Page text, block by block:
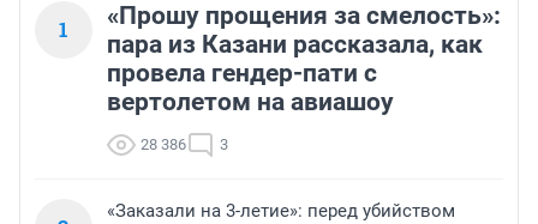
1
«Прошу прощения за смелость»:
пара из Казани рассказала, как
провела гендер-пати с
вертолетом на авиашоу
28 386 3
«Заказали на 3-летие»: перед убийством